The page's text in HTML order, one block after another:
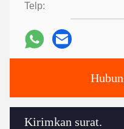
Telp:
Kirimkan surat.